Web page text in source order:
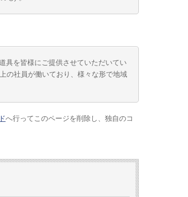
具を皆様にご提供させていただいてい
の社員が働いており、様々な形で地域
へ行ってこのページを削除し、独自のコ